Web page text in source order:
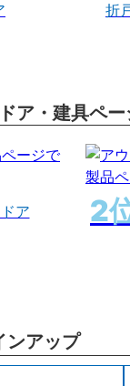
折
ア・建具ペ
ア
ンアップ